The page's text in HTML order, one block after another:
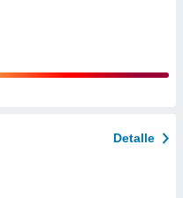
Detalle